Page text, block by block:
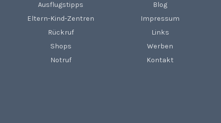
Ausflugstipps
Eltern-Kind-Zentren
Rückruf
Shops
Notruf
Blog
Impressum
Links
Werben
Kontakt